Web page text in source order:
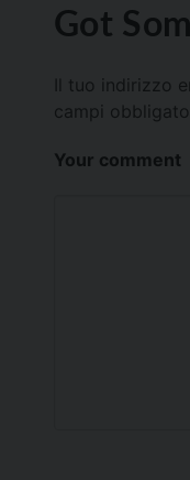
Got
Il tuo indirizzo
campi
Your comment